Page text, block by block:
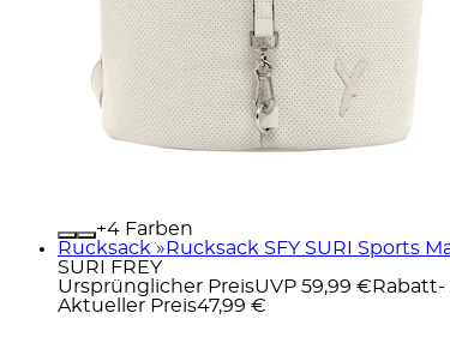
+
Farben
Rucksack »Rucksack SFY SURI Sports
SURI FREY
Ursprünglicher PreisUVP 59,99 € Rabatt-
Aktueller Preis47,99 €